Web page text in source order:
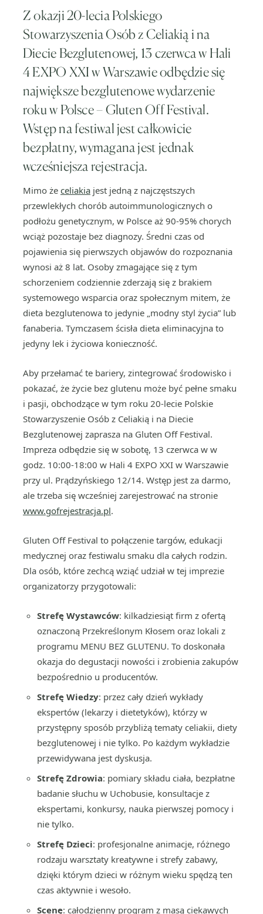
Z okazji 20-lecia Polskiego
Stowarzyszenia Osób z Celiakią i na
Diecie Bezglutenowej, 13 czerwca w Hali
4 EXPO XXI w Warszawie odbędzie się
największe bezglutenowe wydarzenie
roku w Polsce – Gluten Off Festival.
Wstęp na festiwal jest całkowicie
bezpłatny, wymagana jest jednak
wcześniejsza rejestracja.
Mimo że celiakia jest jedną z najczęstszych
przewlekłych chorób autoimmunologicznych o
podłożu genetycznym, w Polsce aż 90-95% chorych
wciąż pozostaje bez diagnozy. Średni czas od
pojawienia się pierwszych objawów do rozpoznania
wynosi aż 8 lat. Osoby zmagające się z tym
schorzeniem codziennie zderzają się z brakiem
systemowego wsparcia oraz społecznym mitem, że
dieta bezglutenowa to jedynie „modny styl życia” lub
fanaberia. Tymczasem ścisła dieta eliminacyjna to
jedyny lek i życiowa konieczność.
Aby przełamać te bariery, zintegrować środowisko i
pokazać, że życie bez glutenu może być pełne smaku
i pasji, obchodzące w tym roku 20-lecie Polskie
Stowarzyszenie Osób z Celiakią i na Diecie
Bezglutenowej zaprasza na Gluten Off Festival.
Impreza odbędzie się w sobotę, 13 czerwca w w
godz. 10:00-18:00 w Hali 4 EXPO XXI w Warszawie
przy ul. Prądzyńskiego 12/14. Wstęp jest za darmo,
ale trzeba się wcześniej zarejestrować na stronie
www.gofrejestracja.pl.
Gluten Off Festival to połączenie targów, edukacji
medycznej oraz festiwalu smaku dla całych rodzin.
Dla osób, które zechcą wziąć udział w tej imprezie
organizatorzy przygotowali:
Strefę Wystawców: kilkadziesiąt firm z ofertą
oznaczoną Przekreślonym Kłosem oraz lokali z
programu MENU BEZ GLUTENU. To doskonała
okazja do degustacji nowości i zrobienia zakupów
bezpośrednio u producentów.
Strefę Wiedzy: przez cały dzień wykłady
ekspertów (lekarzy i dietetyków), którzy w
przystępny sposób przybliżą tematy celiakii, diety
bezglutenowej i nie tylko. Po każdym wykładzie
przewidywana jest dyskusja.
Strefę Zdrowia: pomiary składu ciała, bezpłatne
badanie słuchu w Uchobusie, konsultacje z
ekspertami, konkursy, nauka pierwszej pomocy i
nie tylko.
Strefę Dzieci: profesjonalne animacje, różnego
rodzaju warsztaty kreatywne i strefy zabawy,
dzięki którym dzieci w różnym wieku spędzą ten
czas aktywnie i wesoło.
Scenę: całodzienny program z masą ciekawych